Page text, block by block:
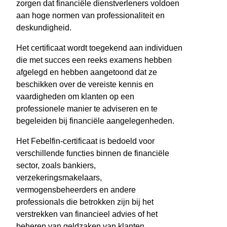
zorgen dat financiële dienstverleners voldoen
aan hoge normen van professionaliteit en
deskundigheid.
Het certificaat wordt toegekend aan individuen
die met succes een reeks examens hebben
afgelegd en hebben aangetoond dat ze
beschikken over de vereiste kennis en
vaardigheden om klanten op een
professionele manier te adviseren en te
begeleiden bij financiële aangelegenheden.
Het Febelfin-certificaat is bedoeld voor
verschillende functies binnen de financiële
sector, zoals bankiers,
verzekeringsmakelaars,
vermogensbeheerders en andere
professionals die betrokken zijn bij het
verstrekken van financieel advies of het